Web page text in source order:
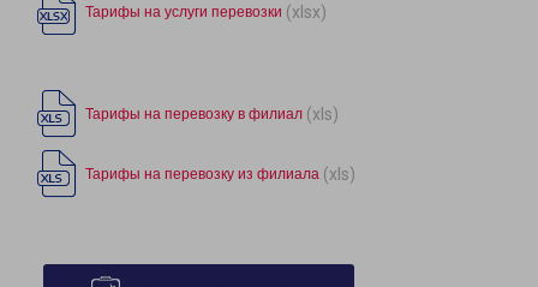
Тарифы на услуги перевозки (xlsx)
Тарифы на перевозку в филиал (xls)
Тарифы на перевозку из филиала (xls)